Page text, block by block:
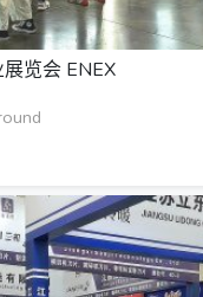
览会 ENEX